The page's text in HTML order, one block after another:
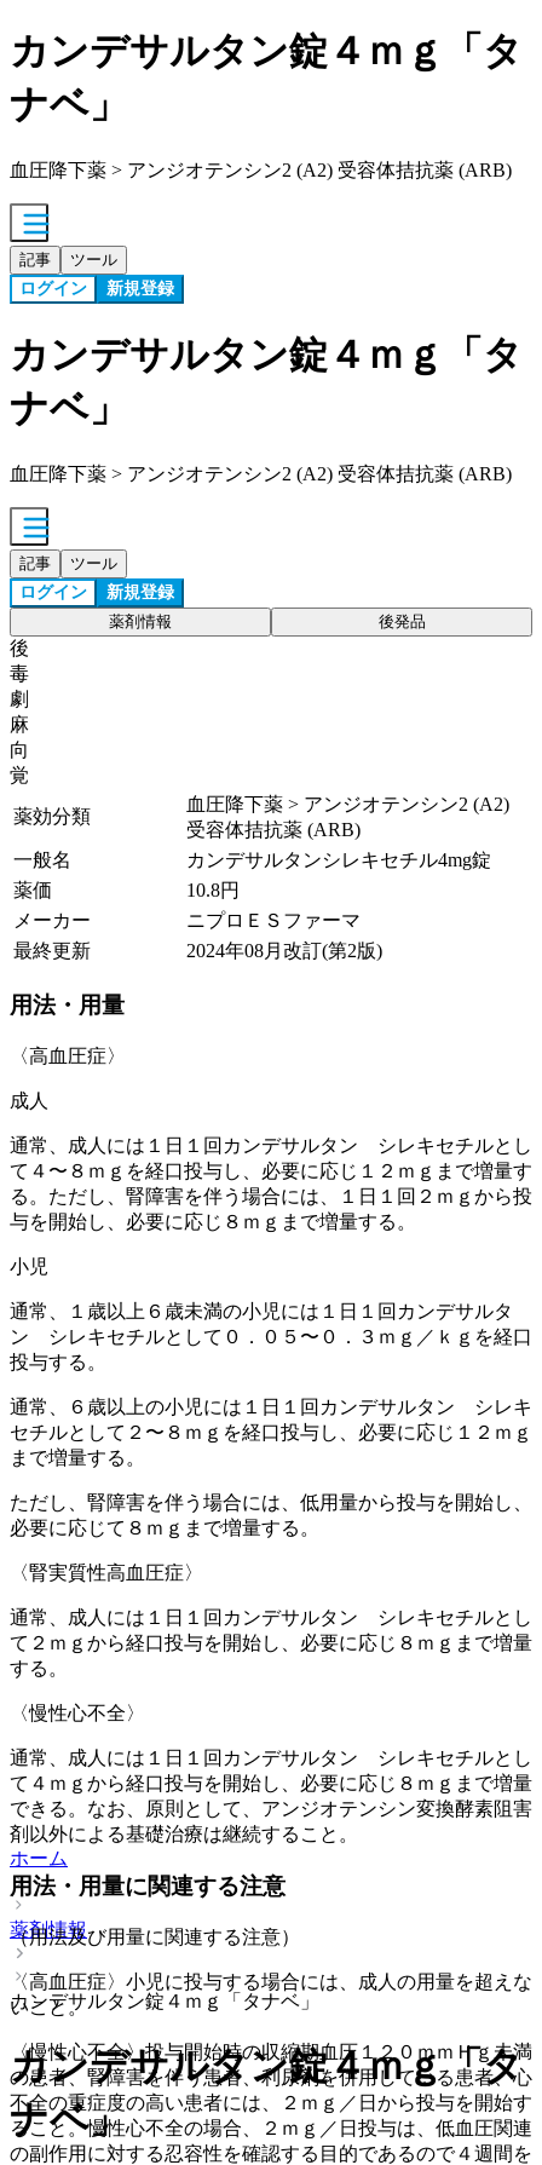
カンデサルタン錠４ｍｇ「タ
ナベ」
血圧降下薬 > アンジオテンシン2 (A2) 受容体拮抗薬 (ARB)
記事 ツール
ログイン 新規登録
カンデサルタン錠４ｍｇ「タ
ナベ」
血圧降下薬 > アンジオテンシン2 (A2) 受容体拮抗薬 (ARB)
記事 ツール
ログイン 新規登録
薬剤情報 後発品
後
毒
劇
麻
向
覚
薬効分類
血圧降下薬 > アンジオテンシン2 (A2)
受容体拮抗薬 (ARB)
一般名
カンデサルタンシレキセチル4mg錠
薬価
10.8円
メーカー
ニプロＥＳファーマ
最終更新
2024年08月改訂(第2版)
用法・用量
〈高血圧症〉
成人
通常、成人には１日１回カンデサルタン シレキセチルとし
て４〜８ｍｇを経口投与し、必要に応じ１２ｍｇまで増量す
る。ただし、腎障害を伴う場合には、１日１回２ｍｇから投
与を開始し、必要に応じ８ｍｇまで増量する。
小児
通常、１歳以上６歳未満の小児には１日１回カンデサルタ
ン シレキセチルとして０．０５〜０．３ｍｇ／ｋｇを経口
投与する。
通常、６歳以上の小児には１日１回カンデサルタン シレキ
セチルとして２〜８ｍｇを経口投与し、必要に応じ１２ｍｇ
まで増量する。
ただし、腎障害を伴う場合には、低用量から投与を開始し、
必要に応じて８ｍｇまで増量する。
〈腎実質性高血圧症〉
通常、成人には１日１回カンデサルタン シレキセチルとし
て２ｍｇから経口投与を開始し、必要に応じ８ｍｇまで増量
する。
〈慢性心不全〉
通常、成人には１日１回カンデサルタン シレキセチルとし
て４ｍｇから経口投与を開始し、必要に応じ８ｍｇまで増量
できる。なお、原則として、アンジオテンシン変換酵素阻害
剤以外による基礎治療は継続すること。
用法・用量に関連する注意
（用法及び用量に関連する注意）
〈高血圧症〉小児に投与する場合には、成人の用量を超えな
いこと。
〈慢性心不全〉投与開始時の収縮期血圧１２０ｍｍＨｇ未満
の患者、腎障害を伴う患者、利尿剤を併用している患者、心
不全の重症度の高い患者には、２ｍｇ／日から投与を開始す
ること。慢性心不全の場合、２ｍｇ／日投与は、低血圧関連
の副作用に対する忍容性を確認する目的であるので４週間を
ホーム
薬剤情報
カンデサルタン錠４ｍｇ「タナベ」
カンデサルタン錠４ｍｇ「タ
ナベ」